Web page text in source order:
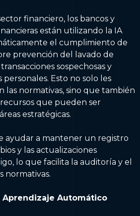
financiero, los bancos y
están utilizando la IA
el cumplimiento de
prevención del lavado de
sospechosas y
Esto no solo les
las normativas, sino que también
que pueden ser
estratégicas.
ayudar a mantener un registro
y las actualizaciones
lo que facilita la auditoría y el
normativas.
Aprendizaje Automático